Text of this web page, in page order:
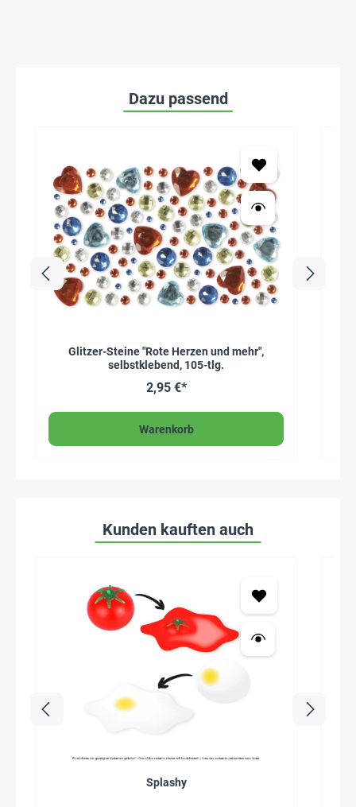
Dazu passend
Glitzer-Steine "Rote Herzen und mehr",
selbstklebend, 105-tlg.
2,95 €*
Warenkorb
Kunden kauften auch
Splashy